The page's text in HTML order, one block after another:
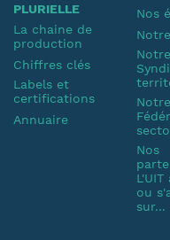
PLURIELLE
La chaine de
production
Chiffres clés
Labels et
certifications
Annuaire
Nos
Nos
ou
sur...